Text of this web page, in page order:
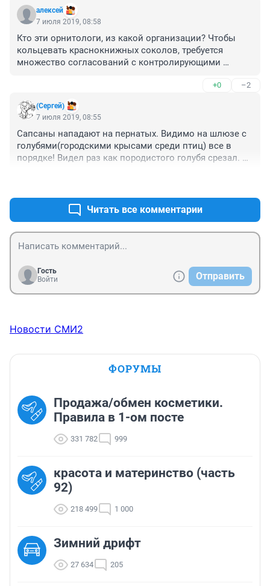
алексей
7 июля 2019, 08:58
Кто эти орнитологи, из какой организации? Чтобы
кольцевать краснокнижных соколов, требуется
множество согласований с контролирующими
использованием радиопередатчиков - ещё и с
органом Роскомнадзора для выделения радиочастот
и их приема..
+0 –2
(Сергей)
7 июля 2019, 08:55
Сапсаны нападают на пернатых. Видимо на шлюзе с
голубями(городскими крысами среди птиц) все в
порядке! Видел раз как породистого голубя срезал.
нравится. Зависнет над 10 этажкой и висит. А что
метровый размах крыльев позволяет. Ждет наших
маленьких хвостатых друзей из панельных 10ти
этажек!.
Уже 2ой год птенцов приводит учить охоте!
Читать все комментарии
Гость
Войти
Отправить
Новости СМИ2
ФОРУМЫ
Продажа/обмен косметики.
Правила в 1-ом посте
331 782 999
красота и материнство (часть
92)
218 499 1 000
Зимний дрифт
27 634 205